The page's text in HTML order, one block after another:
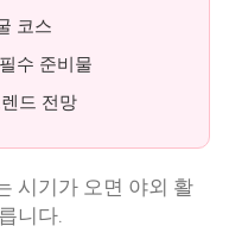
코스
수 준비물
드 전망
시기가 오면 야외 활
니다.